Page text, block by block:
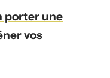
porter une
vos